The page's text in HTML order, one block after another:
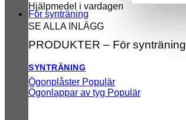
Hjälpmedel i vardagen
SE ALLA INLÄGG
För synträning
PRODUKTER – För synträning
SYNTRÄNING
Ögonplåster
Ögonlappar av tyg